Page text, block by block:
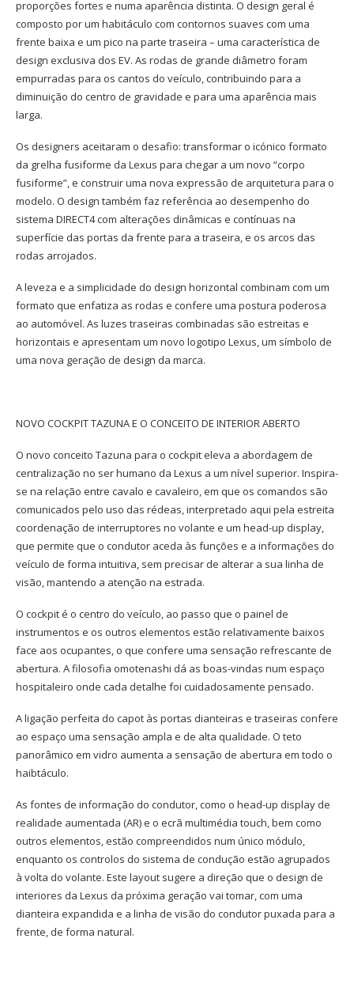
proporções fortes e numa aparência distinta. O design geral é
composto por um habitáculo com contornos suaves com uma
frente baixa e um pico na parte traseira – uma característica de
design exclusiva dos EV. As rodas de grande diâmetro foram
empurradas para os cantos do veículo, contribuindo para a
diminuição do centro de gravidade e para uma aparência mais
larga.
Os designers aceitaram o desafio: transformar o icónico formato
da grelha fusiforme da Lexus para chegar a um novo “corpo
fusiforme”, e construir uma nova expressão de arquitetura para o
modelo. O design também faz referência ao desempenho do
sistema DIRECT4 com alterações dinâmicas e contínuas na
superfície das portas da frente para a traseira, e os arcos das
rodas arrojados.
A leveza e a simplicidade do design horizontal combinam com um
formato que enfatiza as rodas e confere uma postura poderosa
ao automóvel. As luzes traseiras combinadas são estreitas e
horizontais e apresentam um novo logotipo Lexus, um símbolo de
uma nova geração de design da marca.
NOVO COCKPIT TAZUNA E O CONCEITO DE INTERIOR ABERTO
O novo conceito Tazuna para o cockpit eleva a abordagem de
centralização no ser humano da Lexus a um nível superior. Inspira-
se na relação entre cavalo e cavaleiro, em que os comandos são
comunicados pelo uso das rédeas, interpretado aqui pela estreita
coordenação de interruptores no volante e um head-up display,
que permite que o condutor aceda às funções e a informações do
veículo de forma intuitiva, sem precisar de alterar a sua linha de
visão, mantendo a atenção na estrada.
O cockpit é o centro do veículo, ao passo que o painel de
instrumentos e os outros elementos estão relativamente baixos
face aos ocupantes, o que confere uma sensação refrescante de
abertura. A filosofia omotenashi dá as boas-vindas num espaço
hospitaleiro onde cada detalhe foi cuidadosamente pensado.
A ligação perfeita do capot às portas dianteiras e traseiras confere
ao espaço uma sensação ampla e de alta qualidade. O teto
panorâmico em vidro aumenta a sensação de abertura em todo o
haibtáculo.
As fontes de informação do condutor, como o head-up display de
realidade aumentada (AR) e o ecrã multimédia touch, bem como
outros elementos, estão compreendidos num único módulo,
enquanto os controlos do sistema de condução estão agrupados
à volta do volante. Este layout sugere a direção que o design de
interiores da Lexus da próxima geração vai tomar, com uma
dianteira expandida e a linha de visão do condutor puxada para a
frente, de forma natural.